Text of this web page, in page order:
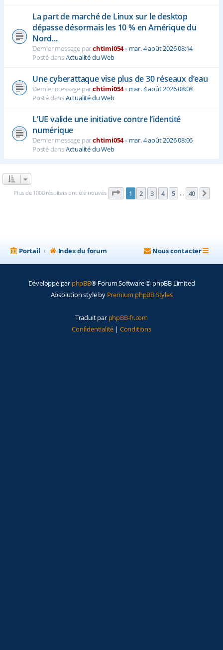
La part de marché de Linux sur le desktop
dépasse désormais les 10 % en Amérique du
Nord...
Dernier message parchtimi054« mar. 4 août 2026 08:14
Posté dansActualité du Web
Une cyberattaque vise plus de 30 réseaux d’eau
Dernier message parchtimi054« mar. 4 août 2026 08:08
Posté dansActualité du Web
L’UE valide une initiative contre l’identité
numérique
Dernier message parchtimi054« mar. 4 août 2026 08:06
Posté dansActualité du Web
Plus de 1000 résultats ont été trouvés Page 1sur40
1 2 3 4 5 … 40
Portail Index du forum Nous contacter
Développé par phpBB® Forum Software © phpBB Limited
Absolution style by Premium phpBB Styles
Traduit par phpBB-fr.com
Confidentialité | Conditions